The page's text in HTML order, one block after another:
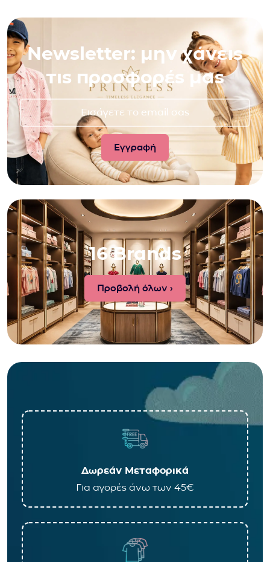
Newsletter: μην χάνεις
τις προσφορές μας
16 Brands
Προβολή όλων ›
Δωρεάν Μεταφορικά
Για αγορές άνω των 45€